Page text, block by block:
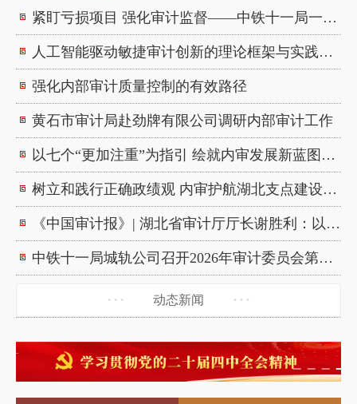
紧盯亏损项目 强化审计监督——中铁十一局一公司召开审计委员会会议
人工智能驱动敏捷审计创新的理论框架与实践探索
强化内部审计质量控制的有效路径
黄石市审计局赴劲牌有限公司调研内部审计工作
以七个“更加注重”为指引 绘就内审发展新蓝图——湖北省内部审计师协会赴中铁十一局开展调研
树立和践行正确政绩观 内审护航湖北支点建设——湖北省内部审计师协会联合多家单位党支部开展主题党日活动
《中国审计报》| 湖北省审计厅厅长谢胜利：以高质量审计监督护航支点建设取得决定性进展
中铁十一局城轨公司召开2026年审计委员会第一次会议
动态新闻